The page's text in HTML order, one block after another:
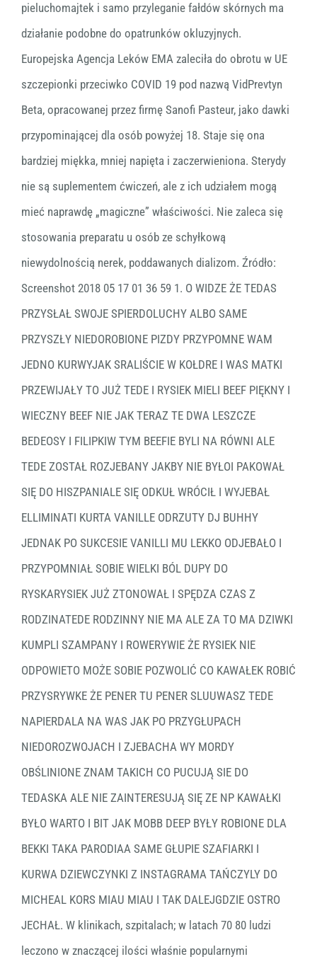
pieluchomajtek i samo przyleganie fałdów skórnych ma
działanie podobne do opatrunków okluzyjnych.
Europejska Agencja Leków EMA zaleciła do obrotu w UE
szczepionki przeciwko COVID 19 pod nazwą VidPrevtyn
Beta, opracowanej przez firmę Sanofi Pasteur, jako dawki
przypominającej dla osób powyżej 18. Staje się ona
bardziej miękka, mniej napięta i zaczerwieniona. Sterydy
nie są suplementem ćwiczeń, ale z ich udziałem mogą
mieć naprawdę „magiczne” właściwości. Nie zaleca się
stosowania preparatu u osób ze schyłkową
niewydolnością nerek, poddawanych dializom. Źródło:
Screenshot 2018 05 17 01 36 59 1. O WIDZE ŻE TEDAS
PRZYSŁAŁ SWOJE SPIERDOLUCHY ALBO SAME
PRZYSZŁY NIEDOROBIONE PIZDY PRZYPOMNE WAM
JEDNO KURWYJAK SRALIŚCIE W KOŁDRE I WAS MATKI
PRZEWIJAŁY TO JUŻ TEDE I RYSIEK MIELI BEEF PIĘKNY I
WIECZNY BEEF NIE JAK TERAZ TE DWA LESZCZE
BEDEOSY I FILIPKIW TYM BEEFIE BYLI NA RÓWNI ALE
TEDE ZOSTAŁ ROZJEBANY JAKBY NIE BYŁOI PAKOWAŁ
SIĘ DO HISZPANIALE SIĘ ODKUŁ WRÓCIŁ I WYJEBAŁ
ELLIMINATI KURTA VANILLE ODRZUTY DJ BUHHY
JEDNAK PO SUKCESIE VANILLI MU LEKKO ODJEBAŁO I
PRZYPOMNIAŁ SOBIE WIELKI BÓL DUPY DO
RYSKARYSIEK JUŻ ZTONOWAŁ I SPĘDZA CZAS Z
RODZINATEDE RODZINNY NIE MA ALE ZA TO MA DZIWKI
KUMPLI SZAMPANY I ROWERYWIE ŻE RYSIEK NIE
ODPOWIETO MOŻE SOBIE POZWOLIĆ CO KAWAŁEK ROBIĆ
PRZYSRYWKE ŻE PENER TU PENER SLUUWASZ TEDE
NAPIERDALA NA WAS JAK PO PRZYGŁUPACH
NIEDOROZWOJACH I ZJEBACHA WY MORDY
OBŚLINIONE ZNAM TAKICH CO PUCUJĄ SIE DO
TEDASKA ALE NIE ZAINTERESUJĄ SIĘ ZE NP KAWAŁKI
BYŁO WARTO I BIT JAK MOBB DEEP BYŁY ROBIONE DLA
BEKKI TAKA PARODIAA SAME GŁUPIE SZAFIARKI I
KURWA DZIEWCZYNKI Z INSTAGRAMA TAŃCZYLY DO
MICHEAL KORS MIAU MIAU I TAK DALEJGDZIE OSTRO
JECHAŁ. W klinikach, szpitalach; w latach 70 80 ludzi
leczono w znaczącej ilości właśnie popularnymi